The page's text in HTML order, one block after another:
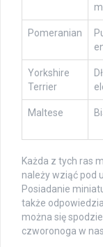
Pomeranian
Yorkshire
Terrier
Maltese
Każda z tych ras
należy wziąć pod
Posiadanie
także
można się
czworonoga w